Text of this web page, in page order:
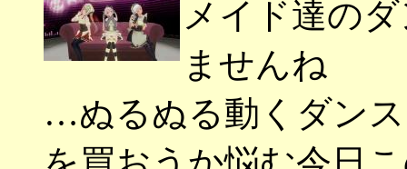
メイド達の
ませんね
…ぬるぬる動くダン